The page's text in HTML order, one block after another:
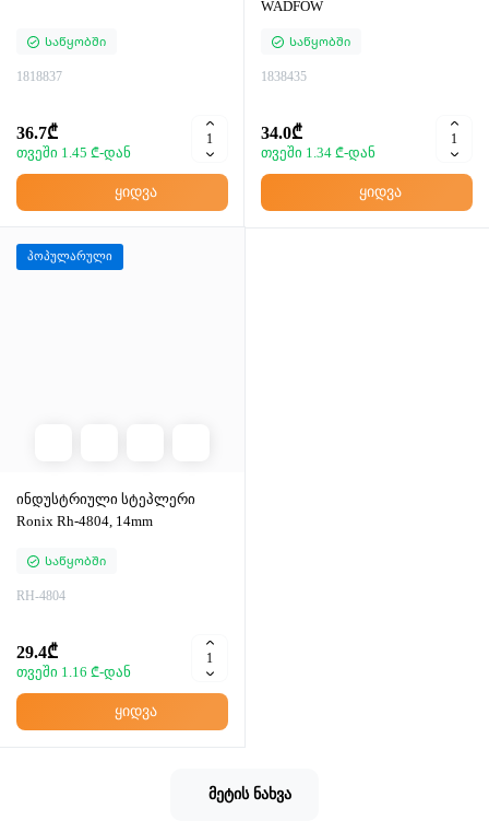
Საწყობში
1818837
36.7₾
თვეში 1.45 ₾-დან
ყიდვა
WADFOW
Საწყობში
1838435
34.0₾
თვეში 1.34 ₾-დან
ყიდვა
პოპულარული
ინდუსტრიული სტეპლერი
Ronix Rh-4804, 14mm
Საწყობში
RH-4804
29.4₾
თვეში 1.16 ₾-დან
ყიდვა
მეტის ნახვა